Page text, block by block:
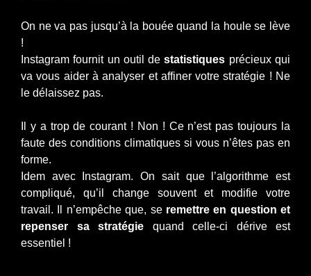
On ne va pas jusqu’à la bouée quand la houle se lève
!
Instagram fournit un outil destatistiques précieux qui
va vous aider à analyser et affiner votre stratégie ! Ne
le délaissez pas.
Il y a trop de courant ! Non ! Ce n’est pas toujours la
faute des conditions climatiques si vous n’êtes pas en
forme.
Idem avec Instagram. On sait que l’algorithme est
compliqué, qu’il change souvent et modifie votre
travail. Il n’empêche que, se remettre en question et
repenser sa stratégie quand celle-ci dérive est
essentiel !